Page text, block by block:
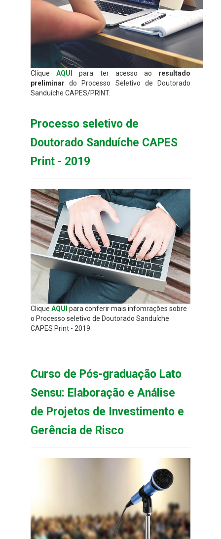
CliqueAQUI para ter acesso ao resultado
preliminar do Processo Seletivo de Doutorado
Sanduíche CAPES/PRINT.
Processo seletivo de
Doutorado Sanduíche CAPES
Print - 2019
Clique AQUI para conferir mais infomrações sobre
o Processo seletivo de Doutorado Sanduíche
CAPES Print - 2019
Curso de Pós-graduação Lato
Sensu: Elaboração e Análise
de Projetos de Investimento e
Gerência de Risco